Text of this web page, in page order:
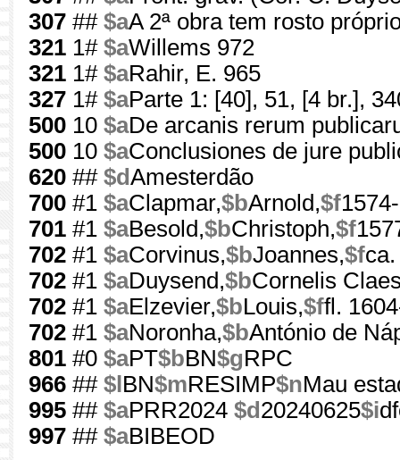
307 ## $aA 2ª obra tem rosto
321 1# $aWillems 972
321 1# $aRahir, E. 965
327 1# $aParte 1: [40], 51, [4 br.],
500 10 $aDe arcanis rerum
500 10 $aConclusiones de jure
620 ## $dAmesterdão
700 #1 $aClapmar,$bArnold,$f
701 #1 $aBesold,$bChristoph,$f
702 #1 $aCorvinus,$bJoannes,$f
702 #1 $aDuysend,$bCornelis
702 #1 $aElzevier,$bLouis,$ffl.
702 #1 $aNoronha,$bAntónio de
801 #0 $aPT$bBN$gRPC
966 ## $l BN$mRESIMP$nMau
995 ## $aPRR2024 $d 20240625$i
997 ## $aBIBEOD